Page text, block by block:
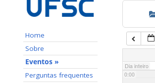
Home
Sobre
Eventos »
Perguntas frequentes
Dia inteiro
0:00